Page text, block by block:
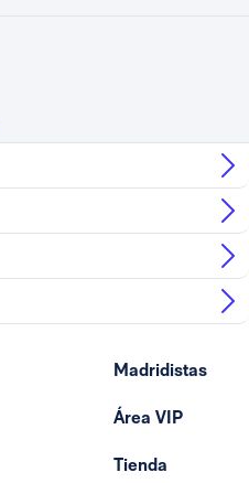
Madridistas
Área VIP
Tienda